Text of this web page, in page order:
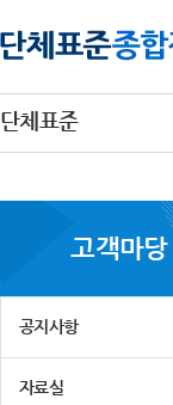
단체표준
고객마당
공지사항
자료실